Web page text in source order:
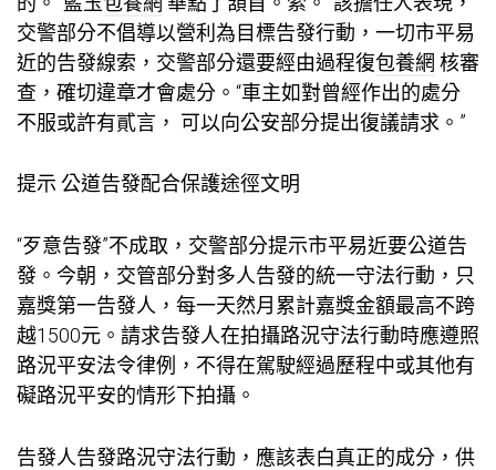
交警部分不倡導以營利為目標告發行動，一切市平易
近的告發線索，交警部分還要經由過程復包養網 核審
查，確切違章才會處分。“車主如對曾經作出的處分
不服或許有貳言， 可以向公安部分提出復議請求。”
提示 公道告發配合保護途徑文明
“歹意告發”不成取，交警部分提示市平易近要公道告
發。今朝，交管部分對多人告發的統一守法行動，只
嘉獎第一告發人，每一天然月累計嘉獎金額最高不跨
越1500元。請求告發人在拍攝路況守法行動時應遵照
路況平安法令律例，不得在駕駛經過歷程中或其他有
礙路況平安的情形下拍攝。
告發人告發路況守法行動，應該表白真正的成分，供